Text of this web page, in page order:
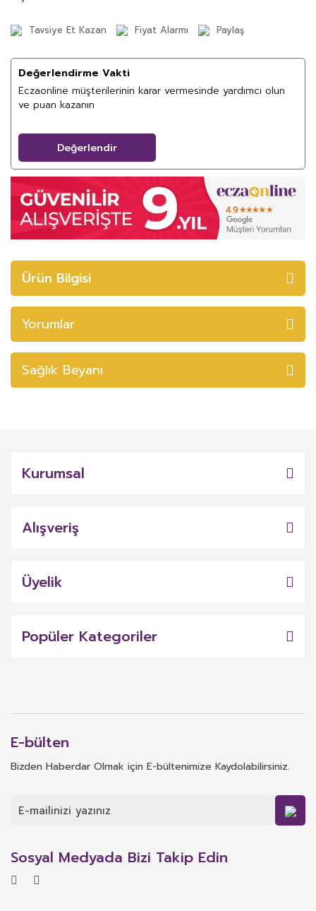
Tavsiye Et Kazan Fiyat Alarmı Paylaş
Değerlendirme Vakti
Eczaonline müşterilerinin karar vermesinde yardımcı olun
ve puan kazanın
Değerlendir
Ürün Bilgisi
Yorumlar
Sağlık Beyanı
Kurumsal
Alışveriş
Üyelik
Popüler Kategoriler
E-bülten
Bizden Haberdar Olmak için E-bültenimize Kaydolabilirsiniz.
Sosyal Medyada Bizi Takip Edin